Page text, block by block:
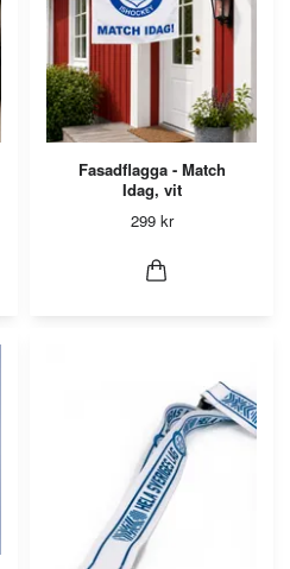
Fasadflagga - Match
Idag, vit
299 kr